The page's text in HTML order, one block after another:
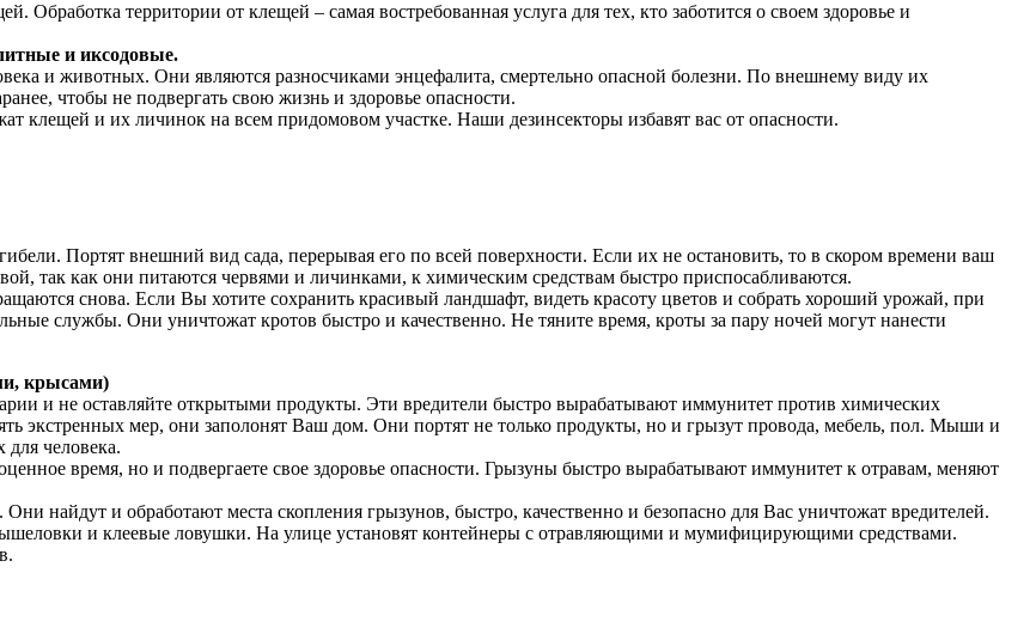
Обработка территории от клещей – самая востребованная услуга для тех, кто заботится о своем здоровье и
и иксодовые.
и животных. Они являются разносчиками энцефалита, смертельно опасной болезни. По внешнему виду их
чтобы не подвергать свою жизнь и здоровье опасности.
клещей и их личинок на всем придомовом участке. Наши дезинсекторы избавят вас от опасности.
Портят внешний вид сада, перерывая его по всей поверхности. Если их не остановить, то в скором времени ваш
так как они питаются червями и личинками, к химическим средствам быстро приспосабливаются.
снова. Если Вы хотите сохранить красивый ландшафт, видеть красоту цветов и собрать хороший урожай, при
службы. Они уничтожат кротов быстро и качественно. Не тяните время, кроты за пару ночей могут нанести
крысами)
и не оставляйте открытыми продукты. Эти вредители быстро вырабатывают иммунитет против химических
экстренных мер, они заполонят Ваш дом. Они портят не только продукты, но и грызут провода, мебель, пол. Мыши и
человека.
время, но и подвергаете свое здоровье опасности. Грызуны быстро вырабатывают иммунитет к отравам, меняют
найдут и обработают места скопления грызунов, быстро, качественно и безопасно для Вас уничтожат вредителей.
и клеевые ловушки. На улице установят контейнеры с отравляющими и мумифицирующими средствами.